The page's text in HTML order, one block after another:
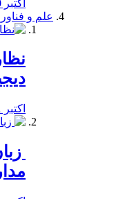
اکتبر 10, 2019
علم و
اکتبر 21, 2019